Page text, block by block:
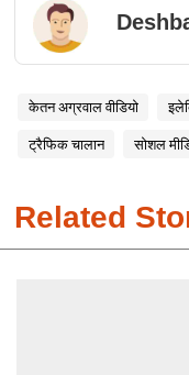
केतन अग्रवाल वीडियो
ट्रैफिक चालान सोशल
Related